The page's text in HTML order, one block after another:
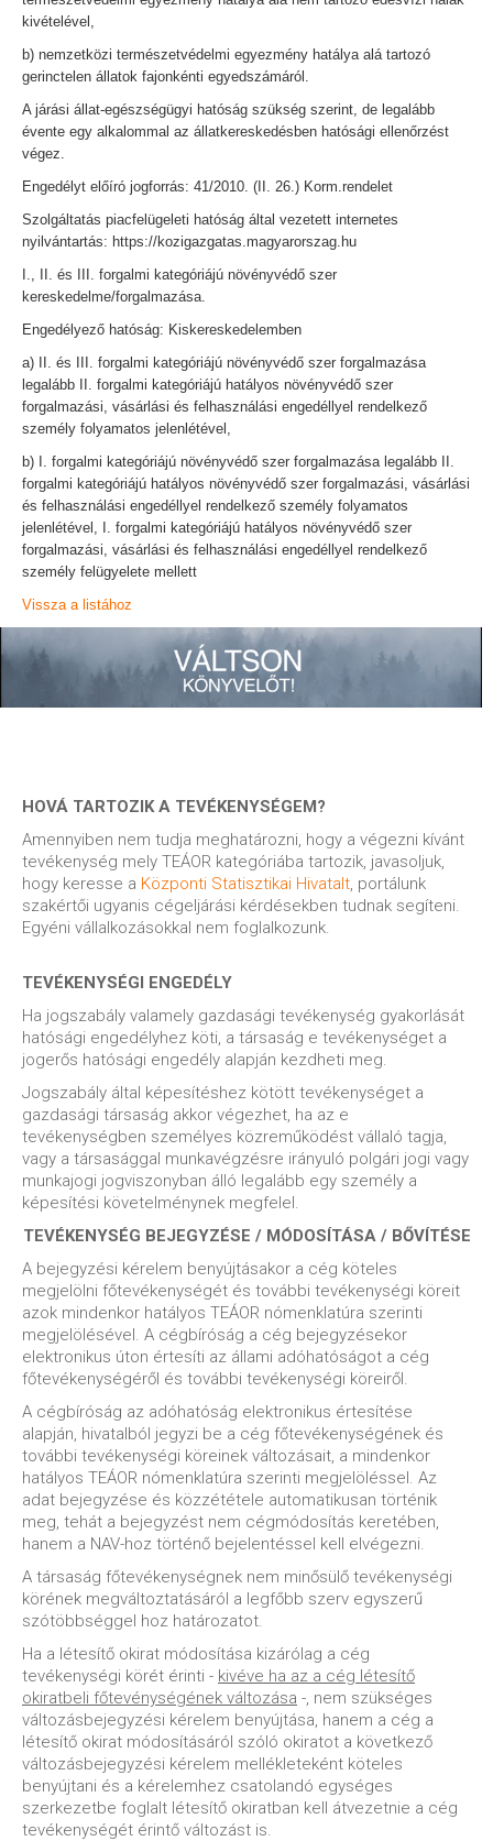
kivételével,
b) nemzetközi természetvédelmi egyezmény hatálya alá tartozó
gerinctelen állatok fajonkénti egyedszámáról.
A járási állat-egészségügyi hatóság szükség szerint, de legalább
évente egy alkalommal az állatkereskedésben hatósági ellenőrzést
végez.
Engedélyt előíró jogforrás: 41/2010. (II. 26.) Korm.rendelet
Szolgáltatás piacfelügeleti hatóság által vezetett internetes
nyilvántartás: https://kozigazgatas.magyarorszag.hu
I., II. és III. forgalmi kategóriájú növényvédő szer
kereskedelme/forgalmazása.
Engedélyező hatóság: Kiskereskedelemben
a) II. és III. forgalmi kategóriájú növényvédő szer forgalmazása
legalább II. forgalmi kategóriájú hatályos növényvédő szer
forgalmazási, vásárlási és felhasználási engedéllyel rendelkező
személy folyamatos jelenlétével,
b) I. forgalmi kategóriájú növényvédő szer forgalmazása legalább II.
forgalmi kategóriájú hatályos növényvédő szer forgalmazási, vásárlási
és felhasználási engedéllyel rendelkező személy folyamatos
jelenlétével, I. forgalmi kategóriájú hatályos növényvédő szer
forgalmazási, vásárlási és felhasználási engedéllyel rendelkező
személy felügyelete mellett
Vissza a listához
HOVÁ TARTOZIK A TEVÉKENYSÉGEM?
Amennyiben nem tudja meghatározni, hogy a végezni kívánt
tevékenység mely TEÁOR kategóriába tartozik, javasoljuk,
hogy keresse a Központi Statisztikai Hivatalt , portálunk
szakértői ugyanis cégeljárási kérdésekben tudnak segíteni.
Egyéni vállalkozásokkal nem foglalkozunk.
TEVÉKENYSÉGI ENGEDÉLY
Ha jogszabály valamely gazdasági tevékenység gyakorlását
hatósági engedélyhez köti, a társaság e tevékenységet a
jogerős hatósági engedély alapján kezdheti meg.
Jogszabály által képesítéshez kötött tevékenységet a
gazdasági társaság akkor végezhet, ha az e
tevékenységben személyes közreműködést vállaló tagja,
vagy a társasággal munkavégzésre irányuló polgári jogi vagy
munkajogi jogviszonyban álló legalább egy személy a
képesítési követelménynek megfelel.
TEVÉKENYSÉG BEJEGYZÉSE / MÓDOSÍTÁSA / BŐVÍTÉSE
A bejegyzési kérelem benyújtásakor a cég köteles
megjelölni főtevékenységét és további tevékenységi köreit
azok mindenkor hatályos TEÁOR nómenklatúra szerinti
megjelölésével. A cégbíróság a cég bejegyzésekor
elektronikus úton értesíti az állami adóhatóságot a cég
főtevékenységéről és további tevékenységi köreiről.
A cégbíróság az adóhatóság elektronikus értesítése
alapján, hivatalból jegyzi be a cég főtevékenységének és
további tevékenységi köreinek változásait, a mindenkor
hatályos TEÁOR nómenklatúra szerinti megjelöléssel. Az
adat bejegyzése és közzététele automatikusan történik
meg, tehát a bejegyzést nem cégmódosítás keretében,
hanem a NAV-hoz történő bejelentéssel kell elvégezni.
A társaság főtevékenységnek nem minősülő tevékenységi
körének megváltoztatásáról a legfőbb szerv egyszerű
szótöbbséggel hoz határozatot.
Ha a létesítő okirat módosítása kizárólag a cég
tevékenységi körét érinti - kivéve ha az a cég létesítő
okiratbeli főtevénységének változása -, nem szükséges
változásbejegyzési kérelem benyújtása, hanem a cég a
létesítő okirat módosításáról szóló okiratot a következő
változásbejegyzési kérelem mellékleteként köteles
benyújtani és a kérelemhez csatolandó egységes
szerkezetbe foglalt létesítő okiratban kell átvezetnie a cég
tevékenységét érintő változást is.